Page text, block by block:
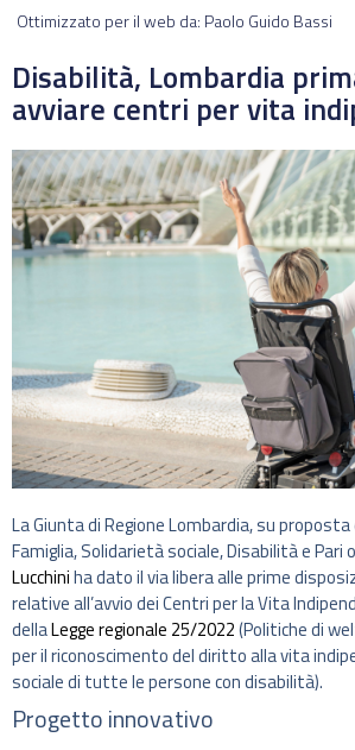
Ottimizzato per il web da: Paolo Guido Bassi
Disabilità, Lombardia
avviare centri per vita
La Giunta di Regione Lombardia, su
Famiglia, Solidarietà sociale, Disabilità e
Lucchiniha dato il via libera alle prime
relative all’avvio dei Centri per la Vita
dellaLegge regionale 25/2022(Politiche di
per il riconoscimento del diritto alla vita
sociale di tutte le persone con disabilità).
Progetto innovativo